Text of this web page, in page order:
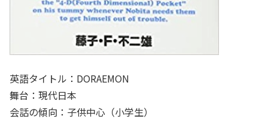
英語タイトル：DORAEMON
舞台：現代日本
会話の傾向：子供中心（小学生）